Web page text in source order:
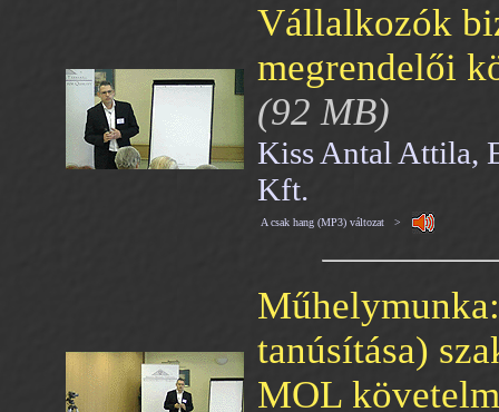
Vállalkozók
megrendelői
(92 MB)
Kiss Antal Attila,
Kft.
A csak hang (MP3) változat >
tanúsítása)
MOL